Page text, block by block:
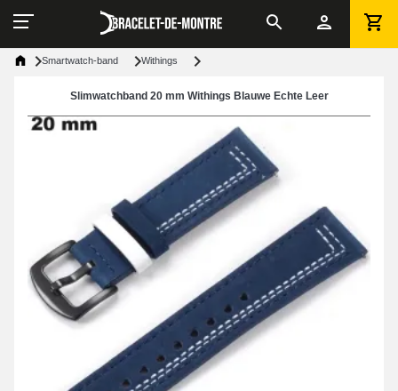
Smartwatch-band Withings
Slimwatchband 20 mm Withings Blauwe Echte Leer